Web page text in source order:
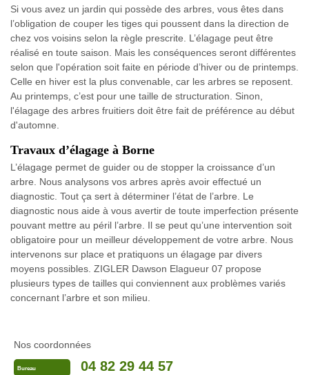
Si vous avez un jardin qui possède des arbres, vous êtes dans
l’obligation de couper les tiges qui poussent dans la direction de
chez vos voisins selon la règle prescrite. L’élagage peut être
réalisé en toute saison. Mais les conséquences seront différentes
selon que l'opération soit faite en période d’hiver ou de printemps.
Celle en hiver est la plus convenable, car les arbres se reposent.
Au printemps, c’est pour une taille de structuration. Sinon,
l'élagage des arbres fruitiers doit être fait de préférence au début
d'automne.
Travaux d’élagage à Borne
L’élagage permet de guider ou de stopper la croissance d’un
arbre. Nous analysons vos arbres après avoir effectué un
diagnostic. Tout ça sert à déterminer l’état de l’arbre. Le
diagnostic nous aide à vous avertir de toute imperfection présente
pouvant mettre au péril l’arbre. Il se peut qu’une intervention soit
obligatoire pour un meilleur développement de votre arbre. Nous
intervenons sur place et pratiquons un élagage par divers
moyens possibles. ZIGLER Dawson Elagueur 07 propose
plusieurs types de tailles qui conviennent aux problèmes variés
concernant l’arbre et son milieu.
Nos coordonnées
Bureau 04 82 29 44 57